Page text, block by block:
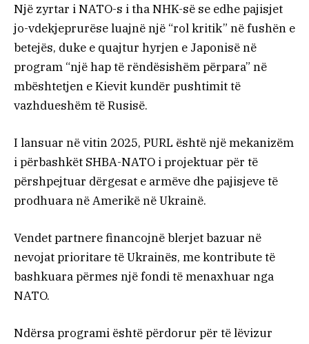
Një zyrtar i NATO-s i tha NHK-së se edhe pajisjet
jo-vdekjeprurëse luajnë një “rol kritik” në fushën e
betejës, duke e quajtur hyrjen e Japonisë në
program “një hap të rëndësishëm përpara” në
mbështetjen e Kievit kundër pushtimit të
vazhdueshëm të Rusisë.
I lansuar në vitin 2025, PURL është një mekanizëm
i përbashkët SHBA-NATO i projektuar për të
përshpejtuar dërgesat e armëve dhe pajisjeve të
prodhuara në Amerikë në Ukrainë.
Vendet partnere financojnë blerjet bazuar në
nevojat prioritare të Ukrainës, me kontribute të
bashkuara përmes një fondi të menaxhuar nga
NATO.
Ndërsa programi është përdorur për të lëvizur